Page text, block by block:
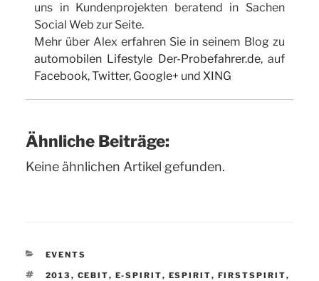
uns in Kundenprojekten beratend in Sachen
Social Web zur Seite.
Mehr über Alex erfahren Sie in seinem Blog zu
automobilen Lifestyle Der-Probefahrer.de, auf
Facebook,Twitter, Google+ und XING
Ähnliche Beiträge:
Keine ähnlichen Artikel gefunden.
KATEGORIEN
EVENTS
SCHLAGWÖRTER
2013 , CEBIT, E-SPIRIT, ESPIRIT, FIRSTSPIRIT,